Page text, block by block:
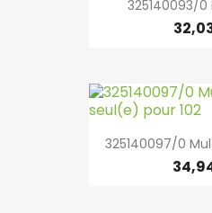
325140093/0
325140097/0